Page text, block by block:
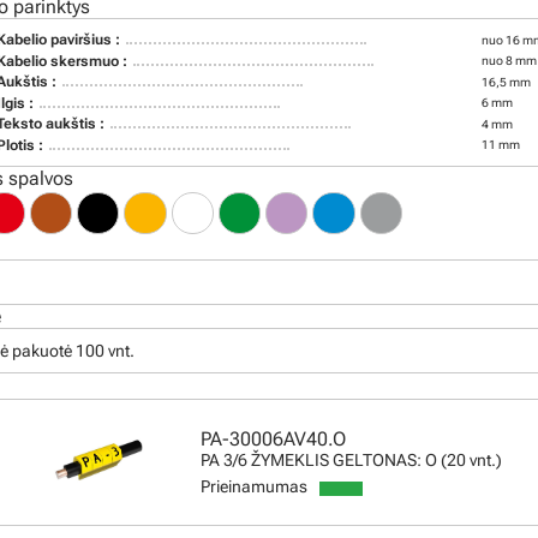
parinktys
paviršius : nuo 16
skersmuo : nuo 8
: 16,5 mm
: 6 mm
aukštis : 4 mm
: 11 mm
spalvos
pakuotė 100 vnt.
PA-30006AV40.O
PA 3/6 ŽYMEKLIS GELTONAS: O (20 vnt.)
Prieinamumas